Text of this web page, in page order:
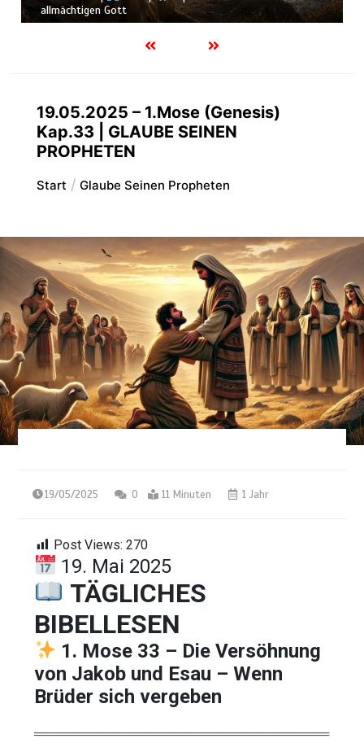
Schöpfung
19.05.2025 – 1.Mose (Genesis)
Kap.33 | GLAUBE SEINEN
PROPHETEN
Start Glaube Seinen Propheten
19/05/2025 0 11 Minuten 1 Jahr
Post Views: 270
19. Mai 2025
TÄGLICHES
BIBELLESEN
1. Mose 33 – DieVersöhnung
von Jakob und Esau –Wenn
Brüder sichvergeben
═════════════════════════════════